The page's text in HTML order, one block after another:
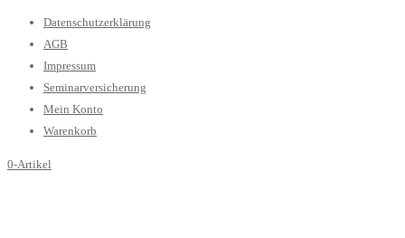
Datenschutzerklärung
AGB
Impressum
Seminarversicherung
Mein Konto
Warenkorb
0-Artikel